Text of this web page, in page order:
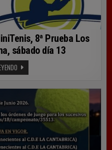
8ª Prueba Los
sábado día 13
CIRCUITO
CÁNTABRO
MINITENIS,
PRUEBA
LOS
CORRALES
DE
BUELNA,
SÁBADO
DÍA
13